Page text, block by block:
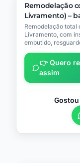
ANTES(3)
Remodelação
Livramento) –
Remodelação total
Livramento, com
embutido,
👉 Quero
assim